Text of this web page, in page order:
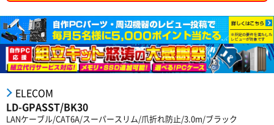
ELECOM
LD-GPASST/BK30
LANケーブル/CAT6A/スーパースリム/爪折れ防止/3.0m/ブラック